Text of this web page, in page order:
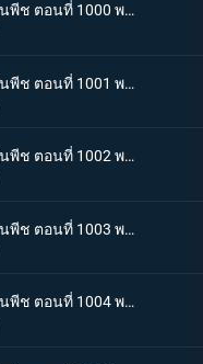
One piece วันพีช ตอนที่ 1000 พากย์ไทย กำลังรบเหนือระดับ! กลุ่มหมวกฟางรวมพล
One piece วันพีช ตอนที่ 1001 พากย์ไทย การเชื้อเชิญที่อันตราย แผนกำจัดควีน
One piece วันพีช ตอนที่ 1002 พากย์ไทย โชคชะตาครั้งใหม่ นามิ กับ อุลติ
One piece วันพีช ตอนที่ 1003 พากย์ไทย ดาบแห่งความเด็ดเดี่ยว! ปลอกดาบแดงปะทะไคโดอีกครั้ง
One piece วันพีช ตอนที่ 1004 พากย์ไทย ท่าที่รับสืบทอดมา ระเบิดท่าเพลงดาบลับของโอเด้ง